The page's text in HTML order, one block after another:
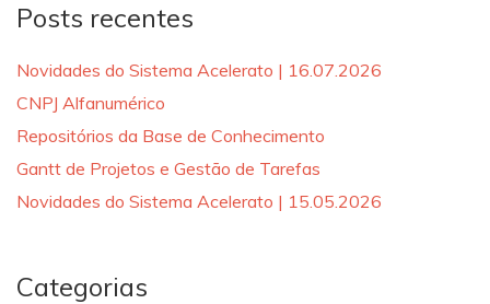
Posts recentes
Novidades do Sistema Acelerato | 16.07.2026
CNPJ Alfanumérico
Repositórios da Base de Conhecimento
Gantt de Projetos e Gestão de Tarefas
Novidades do Sistema Acelerato | 15.05.2026
Categorias